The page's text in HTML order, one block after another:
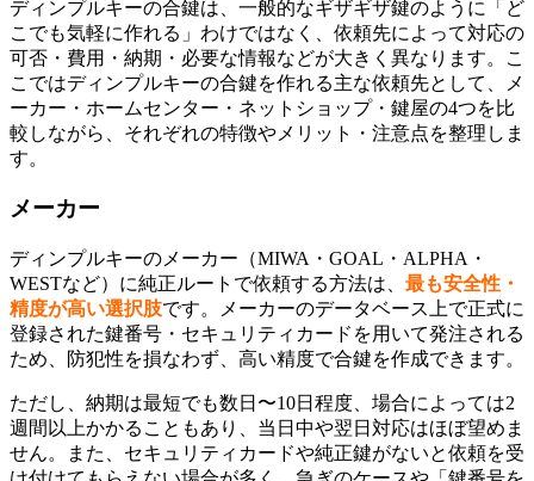
ディンプルキーの合鍵は、一般的なギザギザ鍵のように「ど
こでも気軽に作れる」わけではなく、依頼先によって対応の
可否・費用・納期・必要な情報などが大きく異なります。こ
こではディンプルキーの合鍵を作れる主な依頼先として、メ
ーカー・ホームセンター・ネットショップ・鍵屋の4つを比
較しながら、それぞれの特徴やメリット・注意点を整理しま
す。
メーカー
ディンプルキーのメーカー（MIWA・GOAL・ALPHA・
WESTなど）に純正ルートで依頼する方法は、 最も安全性・
精度が高い選択肢です。メーカーのデータベース上で正式に
登録された鍵番号・セキュリティカードを用いて発注される
ため、防犯性を損なわず、高い精度で合鍵を作成できます。
ただし、納期は最短でも数日〜10日程度、場合によっては2
週間以上かかることもあり、当日中や翌日対応はほぼ望めま
せん。また、セキュリティカードや純正鍵がないと依頼を受